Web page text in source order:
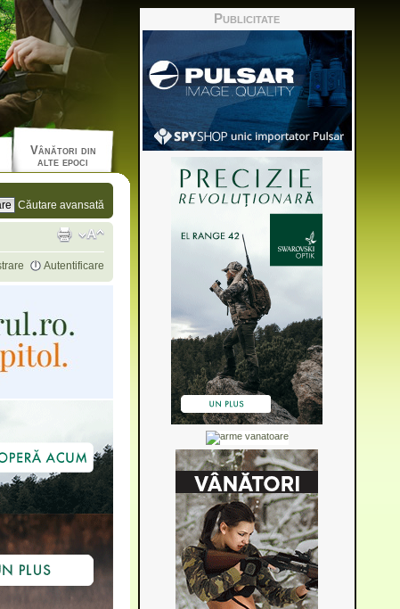
Vânători din
alte epoci
Căutare avansată
Autentificare
Publicitate